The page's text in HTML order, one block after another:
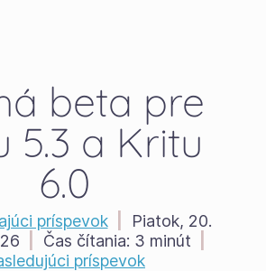
beta pre
5.3 a Kritu
6.0
príspevok
Piatok, 20.
Čas čítania: 3 minút
príspevok